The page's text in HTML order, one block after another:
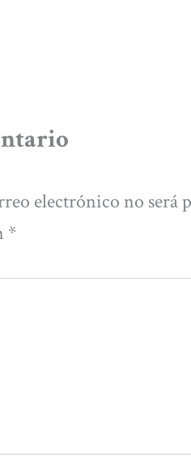
electrónico no será
*